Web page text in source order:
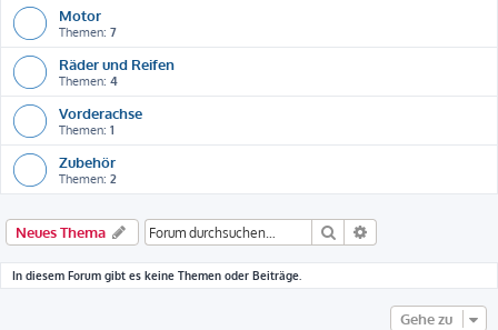
Motor
Themen: 7
Räder und Reifen
Themen: 4
Vorderachse
Themen: 1
Zubehör
Themen: 2
Neues Thema Suche
In diesem Forum gibt es keine Themen oder Beiträge.
Gehe zu